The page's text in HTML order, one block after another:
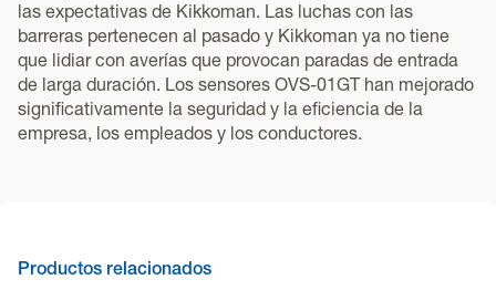
las expectativas de Kikkoman. Las luchas con las
barreras pertenecen al pasado y Kikkoman ya no tiene
que lidiar con averías que provocan paradas de entrada
de larga duración. Los sensores OVS-01GT han mejorado
significativamente la seguridad y la eficiencia de la
empresa, los empleados y los conductores.
Productos relacionados